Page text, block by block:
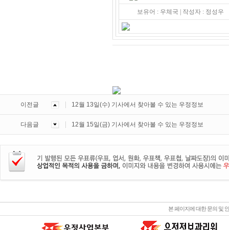
보유어 : 우체국 | 작성자 : 정성우
이전글 12월 13일(수) 기사에서 찾아볼 수 있는 우정정보
다음글 12월 15일(금) 기사에서 찾아볼 수 있는 우정정보
본 페이지에 대한 문의 및